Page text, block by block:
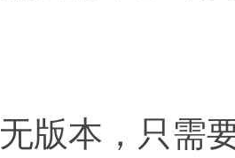
无版本，只需